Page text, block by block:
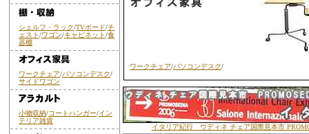
シェルフ・ラック/TVボード/チ
ェスト/ワゴン/キャビネット/食
器棚
ワークチェア/パソコンデスク/
サイドワゴン
小物収納/コートハンガー/イン
テリア雑貨
ワークチェア/パソコンデスク/
イタリア紀行 ウディネ チェア国際見本市